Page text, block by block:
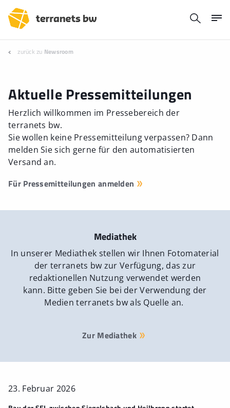
zurück zu Newsroom
Aktuelle Pressemitteilungen
Herzlich willkommen im Pressebereich der
terranets bw.
Sie wollen keine Pressemitteilung verpassen? Dann
melden Sie sich gerne für den automatisierten
Versand an.
Für Pressemitteilungen anmelden
Mediathek
In unserer Mediathek stellen wir Ihnen Fotomaterial
der terranets bw zur Verfügung, das zur
redaktionellen Nutzung verwendet werden
kann. Bitte geben Sie bei der Verwendung der
Medien terranets bw als Quelle an.
Zur Mediathek
23. Februar 2026